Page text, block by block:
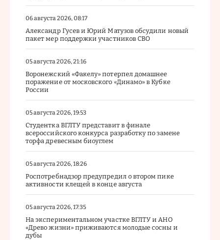
06 августа 2026, 08:17
Александр Гусев и Юрий Матузов обсудили новый
пакет мер поддержки участников СВО
05 августа 2026, 21:16
Воронежский «Факелу» потерпел домашнее
поражение от московского «Динамо» в Кубке
России
05 августа 2026, 19:53
Студентка ВГЛТУ представит в финале
всероссийского конкурса разработку по замене
торфа древесным биоуглем
05 августа 2026, 18:26
Роспотребнадзор предупредил о втором пике
активности клещей в конце августа
05 августа 2026, 17:35
На экспериментальном участке ВГЛТУ и АНО
«Древо жизни» приживаются молодые сосны и
дубы